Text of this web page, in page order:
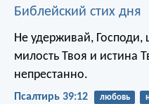
Библейский стих дня
Не удерживай, Господи,
милость Твоя и истина
непрестанно.
Псалтирь 39:12 любовь